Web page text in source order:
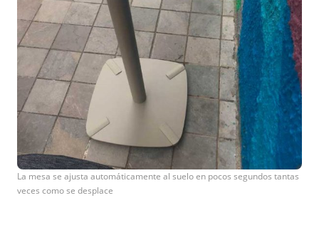
La mesa se ajusta automáticamente al suelo en pocos segundos tantas
veces como se desplace